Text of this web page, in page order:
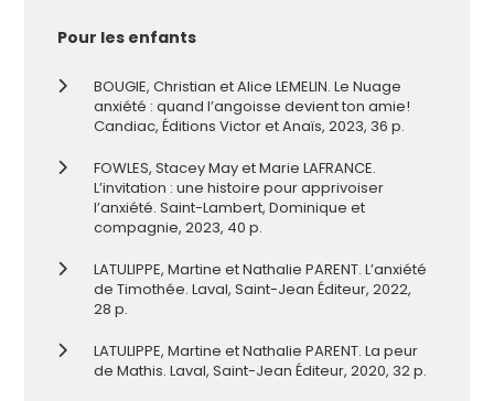
Pour les enfants
BOUGIE, Christian et Alice LEMELIN. Le Nuage
anxiété : quand l’angoisse devient ton amie!
Candiac, Éditions Victor et Anaïs, 2023, 36 p.
FOWLES, Stacey May et Marie LAFRANCE.
L’invitation : une histoire pour apprivoiser
l’anxiété. Saint-Lambert, Dominique et
compagnie, 2023, 40 p.
LATULIPPE, Martine et Nathalie PARENT. L’anxiété
de Timothée. Laval, Saint-Jean Éditeur, 2022,
28 p.
LATULIPPE, Martine et Nathalie PARENT. La peur
de Mathis. Laval, Saint-Jean Éditeur, 2020, 32 p.